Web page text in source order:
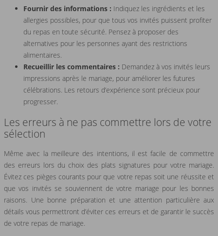
Fournir des informations : Indiquez les ingrédients et les
allergies possibles, pour que tous vos invités puissent profiter
du repas en toute sécurité. Pensez à proposer des
alternatives pour les personnes ayant des restrictions
alimentaires.
Recueillir les commentaires : Demandez à vos invités leurs
impressions après le mariage, pour améliorer les futures
célébrations. Les retours d’expérience sont précieux pour
progresser.
Les erreurs à ne pas commettre lors de votre
sélection
Même avec la meilleure des intentions, il est facile de commettre
des erreurs lors du choix des plats signatures pour votre mariage.
Évitez ces pièges courants pour que votre repas soit une réussite et
que vos invités se souviennent de votre mariage pour les bonnes
raisons. Une bonne préparation et une attention particulière aux
détails vous permettront d’éviter ces erreurs et de garantir le succès
de votre repas de mariage.